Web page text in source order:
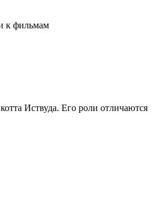
к фильмам
Иствуда. Его роли отличаются